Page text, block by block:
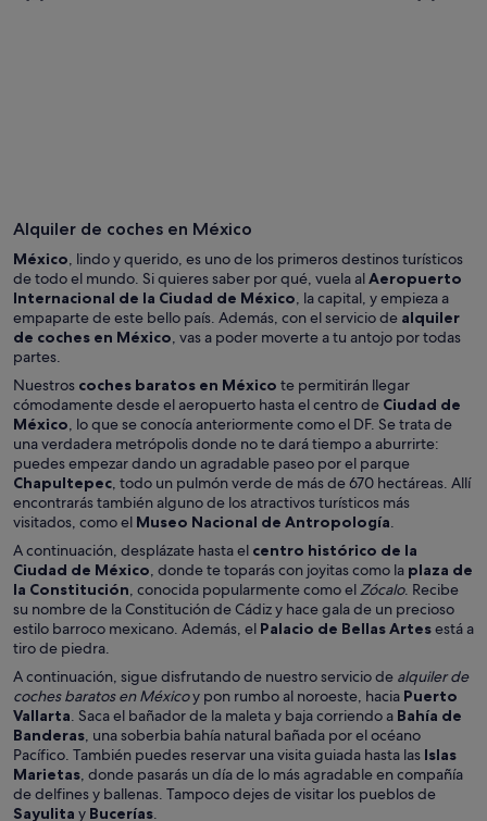
Alquiler de coches en México
México , lindo y querido, es uno de los primeros destinos turísticos
de todo el mundo. Si quieres saber por qué, vuela alAeropuerto
Internacional de la Ciudad de México , la capital, y empieza a
empaparte de este bello país. Además, con el servicio de alquiler
de coches en México , vas a poder moverte a tu antojo por todas
partes.
Nuestros coches baratos en México te permitirán llegar
cómodamente desde el aeropuerto hasta el centro de Ciudad de
México , lo que se conocía anteriormente como el DF. Se trata de
una verdadera metrópolis donde no te dará tiempo a aburrirte:
puedes empezar dando un agradable paseo por el parque
Chapultepec , todo un pulmón verde de más de 670 hectáreas. Allí
encontrarás también alguno de los atractivos turísticos más
visitados, como el Museo Nacional de Antropología
A continuación, desplázate hasta el centro histórico de la
Ciudad de México , donde te toparás con joyitas como la plaza de
la Constitución , conocida popularmente como el Zócalo. Recibe
su nombre de la Constitución de Cádiz y hace gala de un precioso
estilo barroco mexicano. Además, el Palacio de Bellas Artesestá a
tiro de piedra.
A continuación, sigue disfrutando de nuestro servicio de alquiler de
coches baratos en Méxicoy pon rumbo al noroeste, hacia Puerto
Vallarta . Saca el bañador de la maleta y baja corriendo a Bahía de
Banderas , una soberbia bahía natural bañada por el océano
Pacífico. También puedes reservar una visita guiada hasta las Islas
Marietas , donde pasarás un día de lo más agradable en compañía
de delfines y ballenas. Tampoco dejes de visitar los pueblos de
Sayulita y Bucerías